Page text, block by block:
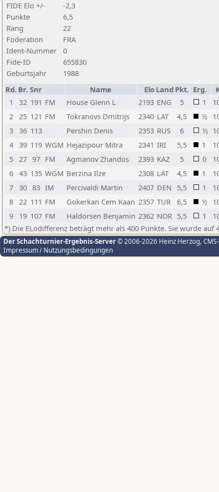
FIDE Elo +/-
-2,3
Punkte
6,5
Rang
22
Föderation
FRA
Ident-Nummer
0
Fide-ID
655830
Geburtsjahr
1988
Rd. Br. Snr Name Elo Land Pkt. Erg.
1
32 191 FM House Glenn L 2193 ENG 5 1
2
25 121 FM Tokranovs Dmitrijs 2340 LAT 4,5 ½
3
36 113 Pershin Denis 2353 RUS 6 ½
4
39 119 WGM Hejazipour Mitra 2341 IRI 5,5 1
5
27 97 FM Agmanov Zhandos 2393 KAZ 5 0
6
43 135 WGM Berzina Ilze 2308 LAT 4,5 1
7
30 83 IM Percivaldi Martin 2407 DEN 5,5 1
8
22 111 FM Gokerkan Cem Kaan 2357 TUR 6,5 ½
9
19 107 FM Haldorsen Benjamin 2362 NOR 5,5 1
*) Die ELodifferenz beträgt mehr als 400 Punkte. Sie wurde auf
Der Schachturnier-Ergebnis-Server© 2006-2026 Heinz Herzog,
Impressum / Nutzungsbedingungen